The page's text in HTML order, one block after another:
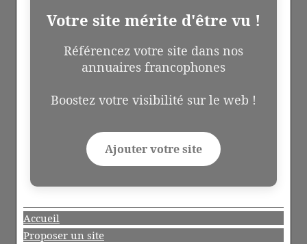
Votre site mérite d'être vu !
Référencez votre site dans nos
annuaires francophones
Boostez votre visibilité sur le web !
Ajouter votre site
Accueil
Proposer un site